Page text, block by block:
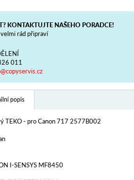
KONTAKTUJTE NAŠEHO PORADCE!
rád připraví
011
popis
TEKO - pro Canon 717 2577B002
I-SENSYS MF8450